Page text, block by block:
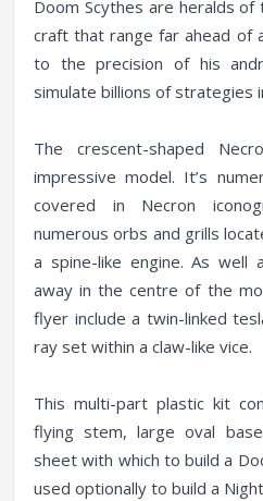
Doom Scythes are heralds
craft that range far ahead of
to the precision of his
simulate billions of strategies
The crescent-shaped
impressive model. It’s
covered in Necron
numerous orbs and grills
a spine-like engine. As well
away in the centre of the
flyer include a twin-linked
ray set within a claw-like vice.
This multi-part plastic kit
flying stem, large oval
sheet with which to build a
used optionally to build a